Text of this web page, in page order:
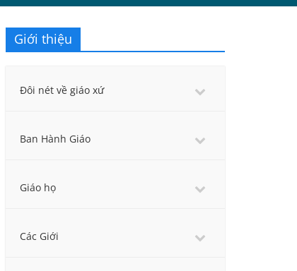
Giới thiệu
Đôi nét về giáo xứ
Ban Hành Giáo
Giáo họ
Các Giới